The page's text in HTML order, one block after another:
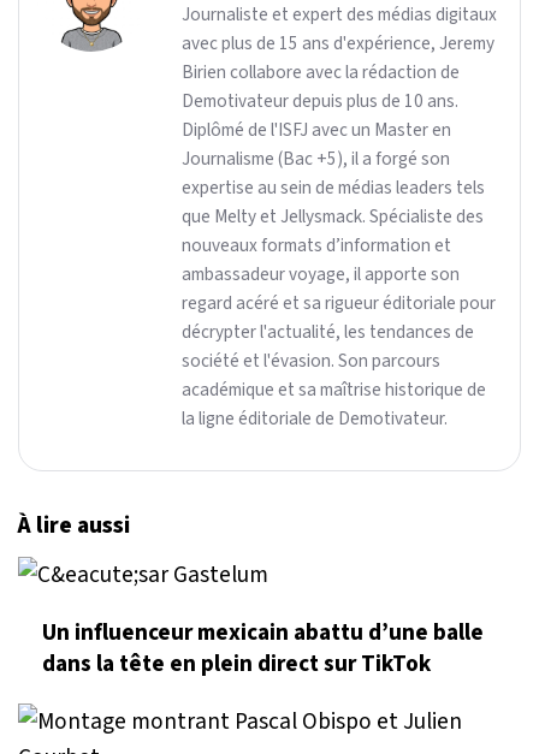
Journaliste et expert des médias digitaux
avec plus de 15 ans d'expérience, Jeremy
Birien collabore avec la rédaction de
Demotivateur depuis plus de 10 ans.
Diplômé de l'ISFJ avec un Master en
Journalisme (Bac +5), il a forgé son
expertise au sein de médias leaders tels
que Melty et Jellysmack. Spécialiste des
nouveaux formats d’information et
ambassadeur voyage, il apporte son
regard acéré et sa rigueur éditoriale pour
décrypter l'actualité, les tendances de
société et l'évasion. Son parcours
académique et sa maîtrise historique de
la ligne éditoriale de Demotivateur.
À lire aussi
Un influenceur mexicain abattu d’une balle
dans la tête en plein direct sur TikTok